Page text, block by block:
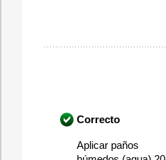
Correcto
Aplicar paños